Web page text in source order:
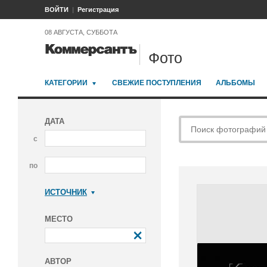
ВОЙТИ Регистрация
08 АВГУСТА, СУББОТА
Фото
КАТЕГОРИИ СВЕЖИЕ ПОСТУПЛЕНИЯ АЛЬБОМЫ
ДАТА
с
по
ИСТОЧНИК
МЕСТО
АВТОР